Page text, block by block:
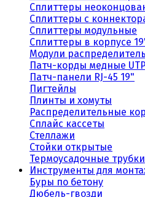
Сплиттеры
Сплиттеры с
Сплиттеры модульные
Сплиттеры в корпусе
Модули
Патч-корды медные UTP
Патч-панели RJ-45 19"
Пигтейлы
Плинты и хомуты
Распределительные
Сплайс кассеты
Стеллажи
Стойки открытые
Термоусадочные трубки
Инструменты для
Буры по бетону
Дюбель-гвозди